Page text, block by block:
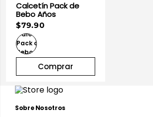
Calcetín Pack de
Bebo Años
$79.90
Comprar
Sobre Nosotros